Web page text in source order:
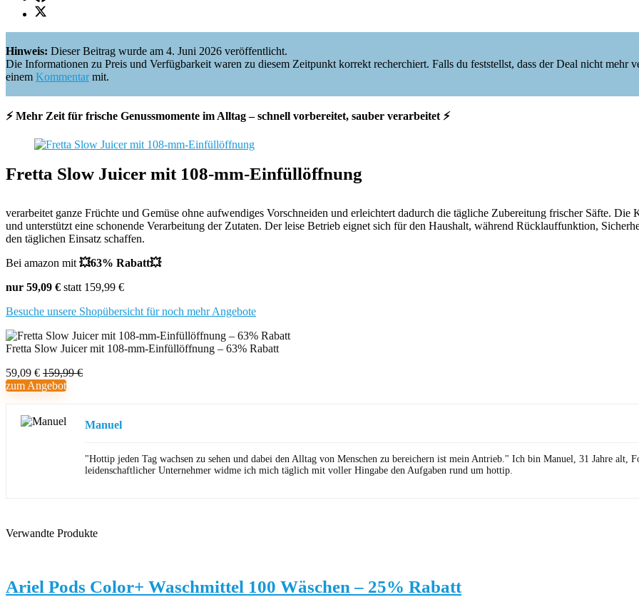
Hinweis: Dieser Beitrag wurde am 4. Juni 2026 veröffentlicht.
Die Informationen zu Preis und Verfügbarkeit waren zu diesem Zeitpunkt korrekt recherchiert. Falls du feststellst, dass der Deal nicht mehr
einem Kommentarmit.
⚡ Mehr Zeit für frische Genussmomente im Alltag – schnell vorbereitet, sauber verarbeitet ⚡
Fretta Slow Juicer mit 108-mm-Einfüllöffnung
verarbeitet ganze Früchte und Gemüse ohne aufwendiges Vorschneiden und erleichtert dadurch die tägliche Zubereitung frischer Säfte.
und unterstützt eine schonende Verarbeitung der Zutaten. Der leise Betrieb eignet sich für den Haushalt, während Rücklauffunktion,
den täglichen Einsatz schaffen.
Bei amazon mit 💥63% Rabatt💥
nur 59,09 € statt 159,99 €
Besuche unsere Shopübersicht für noch mehr Angebote
Fretta Slow Juicer mit 108-mm-Einfüllöffnung – 63% Rabatt
59,09 € 159,99 €
zum Angebot
Manuel
"Hottip jeden Tag wachsen zu sehen und dabei den Alltag von Menschen zu bereichern ist mein Antrieb." Ich bin Manuel, 31 Jahre
leidenschaftlicher Unternehmer widme ich mich täglich mit voller Hingabe den Aufgaben rund um hottip.
Verwandte Produkte
Ariel Pods Color+ Waschmittel 100 Wäschen – 25% Rabatt